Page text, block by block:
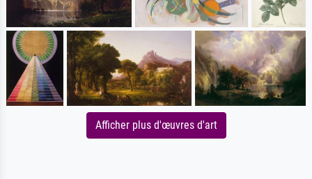
Afficher plus d'œuvres d'art